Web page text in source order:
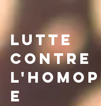
Lutte
contre
e